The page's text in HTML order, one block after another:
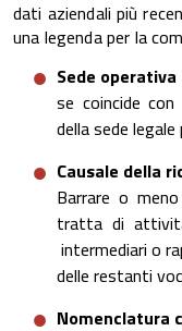
dati aziendali più
una legenda per la
Sede operativa
se coincide
della sede
Causale della
Barrare o
tratta di
intermediari o
delle restanti
Nomenclatura